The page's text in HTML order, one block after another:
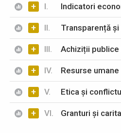
+ I. Indicatori
+ II. Transparență
+ III. Achiziții
+ IV. Resurse umane
+ V. Etica și
+ VI. Granturi și